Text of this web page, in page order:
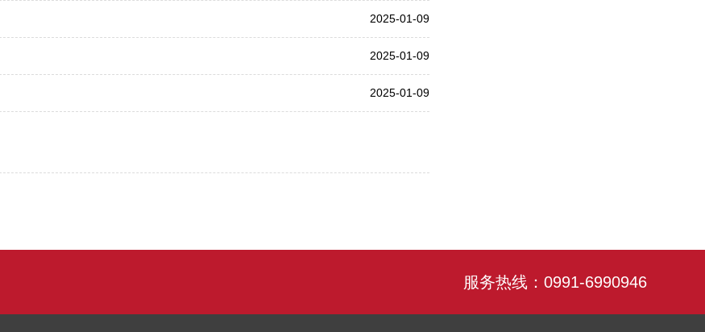
2025-01-09
2025-01-09
2025-01-09
服务热线：0991-6990946